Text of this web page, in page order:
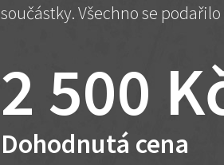
součástky. Všechno se
2 500
Dohodnutá cena